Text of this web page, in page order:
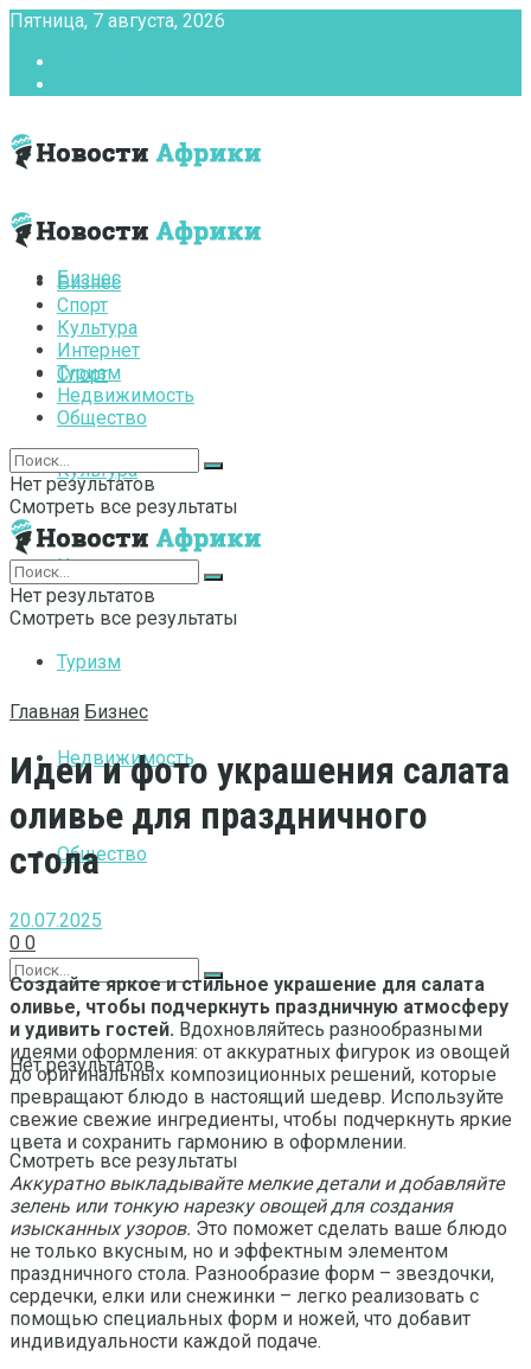
Пятница, 7 августа, 2026
Бизнес
Спорт
Культура
Интернет
Туризм
Недвижимость
Общество
Нет результатов
Смотреть все результаты
Бизнес
Спорт
Культура
Интернет
Туризм
Недвижимость
Общество
Нет результатов
Смотреть все результаты
Нет результатов
Смотреть все результаты
Главная Бизнес
Идеи и фото украшения салата
оливье для праздничного
стола
20.07.2025
0 0
Создайте яркое и стильное украшение для салата
оливье, чтобы подчеркнуть праздничную атмосферу
и удивить гостей. Вдохновляйтесь разнообразными
идеями оформления: от аккуратных фигурок из овощей
до оригинальных композиционных решений, которые
превращают блюдо в настоящий шедевр. Используйте
свежие свежие ингредиенты, чтобы подчеркнуть яркие
цвета и сохранить гармонию в оформлении.
Аккуратно выкладывайте мелкие детали и добавляйте
зелень или тонкую нарезку овощей для создания
изысканных узоров. Это поможет сделать ваше блюдо
не только вкусным, но и эффектным элементом
праздничного стола. Разнообразие форм – звездочки,
сердечки, елки или снежинки – легко реализовать с
помощью специальных форм и ножей, что добавит
индивидуальности каждой подаче.